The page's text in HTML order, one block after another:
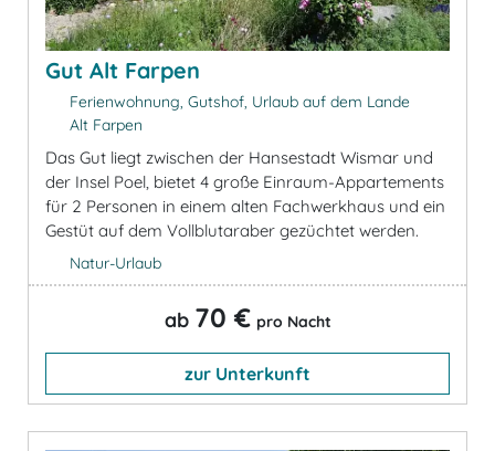
Gut Alt Farpen
Ferienwohnung, Gutshof, Urlaub auf dem Lande
Alt Farpen
Das Gut liegt zwischen der Hansestadt Wismar und
der Insel Poel, bietet 4 große Einraum-Appartements
für 2 Personen in einem alten Fachwerkhaus und ein
Gestüt auf dem Vollblutaraber gezüchtet werden.
Natur-Urlaub
ab 70 € pro Nacht
zur Unterkunft